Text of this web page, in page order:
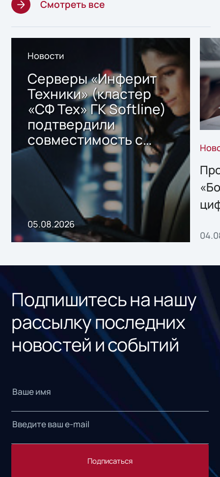
Смотреть все
Новости
Серверы «Инферит
Техники» (кластер
«СФ Тех» ГК Softline)
подтвердили
совместимость с
решением Sharx
Storage 2.x для
хранения данных
05.08.2026
Подпишитесь на нашу
рассылку последних
новостей и событий
Подписаться